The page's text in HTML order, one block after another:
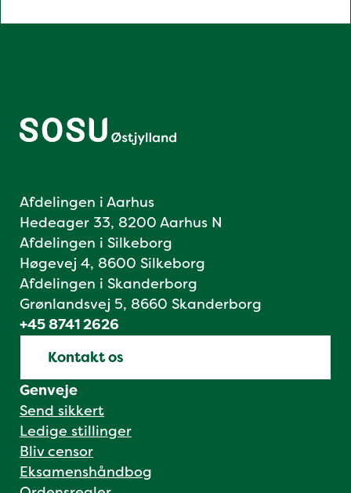
Afdelingen i Aarhus
Hedeager 33, 8200 Aarhus N
Afdelingen i Silkeborg
Høgevej 4, 8600 Silkeborg
Afdelingen i Skanderborg
Grønlandsvej 5, 8660 Skanderborg
+45 8741 2626
Kontakt os
Genveje
Send sikkert
Ledige stillinger
Bliv censor
Eksamenshåndbog